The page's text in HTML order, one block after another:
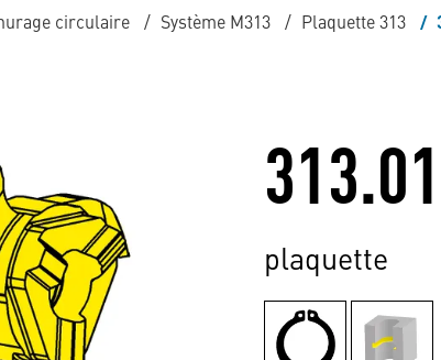
circulaire Système M313 Plaquette 313
plaquette